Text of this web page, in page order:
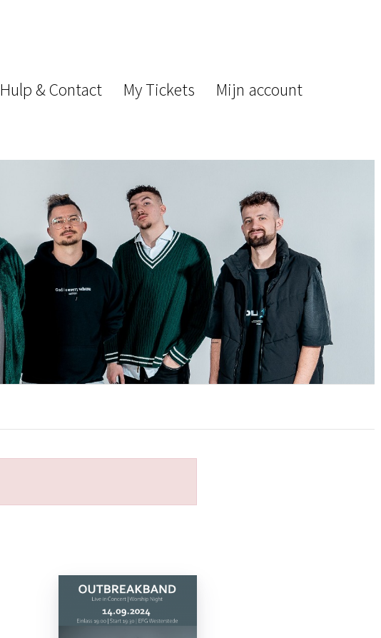
Hulp & Contact My Tickets Mijn account